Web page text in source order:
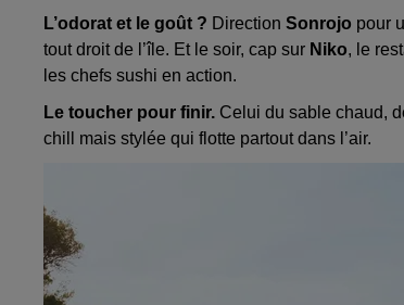
L’odorat et le goût ? Direction Sonrojo pour
tout droit de l’île. Et le soir, cap sur Niko, le
les chefs sushi en action.
Le toucher pour finir. Celui du sable chaud,
chill mais stylée qui flotte partout dans l’air.